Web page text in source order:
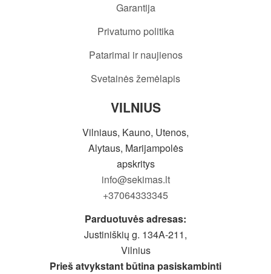
Garantija
Privatumo politika
Patarimai ir naujienos
Svetainės žemėlapis
VILNIUS
Vilniaus, Kauno, Utenos,
Alytaus, Marijampolės
apskritys
info@sekimas.lt
+37064333345
Parduotuvės adresas:
Justiniškių g. 134A-211,
Vilnius
Prieš atvykstant būtina pasiskambinti